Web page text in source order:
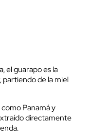
el guarapo es la
de la miel
Panamá y
directamente